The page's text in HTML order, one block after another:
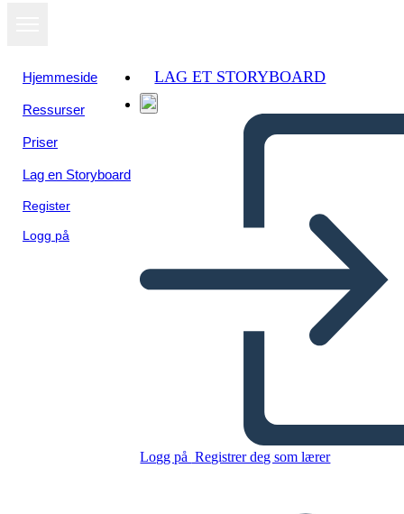
Hjemmeside
Ressurser
Priser
Lag en Storyboard
Register
Logg på
LAG ET STORYBOARD
Logg på Registrer deg som lærer
Kopier dette storyboardet